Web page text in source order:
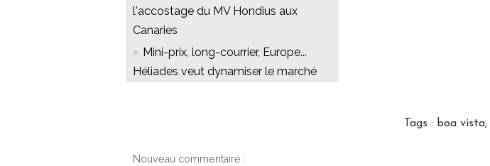
l'accostage du MV Hondius aux
Canaries
Mini-prix, long-courrier, Europe...
Héliades veut dynamiser le marché
Tags : boa vista,
Nouveau commentaire :